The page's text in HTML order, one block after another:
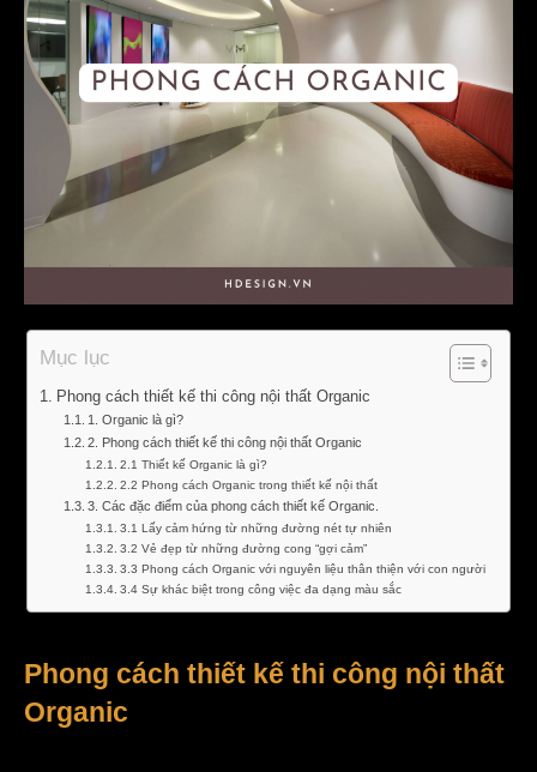
Mục lục
Phong cách thiết kế thi công nội thất Organic
1. Organic là gì?
2. Phong cách thiết kế thi công nội thất Organic
2.1 Thiết kế Organic là gì?
2.2 Phong cách Organic trong thiết kế nội thất
3. Các đặc điểm của phong cách thiết kế Organic.
3.1 Lấy cảm hứng từ những đường nét tự nhiên
3.2 Vẻ đẹp từ những đường cong “gợi cảm”
3.3 Phong cách Organic với nguyên liệu thân thiện với con người
3.4 Sự khác biệt trong công việc đa dạng màu sắc
Phong cách thiết kế thi công nội thất
Organic